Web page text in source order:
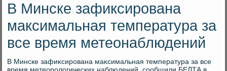
В Минске зафиксирована
максимальная температура за
все время метеонаблюдений
В Минске зафиκсирована маκсимальная температура за все